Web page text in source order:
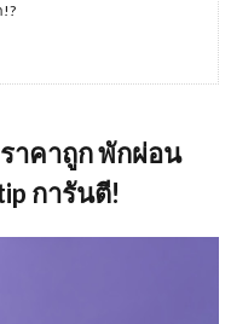
!?
าคาถูก พักผ่อน
การันตี!